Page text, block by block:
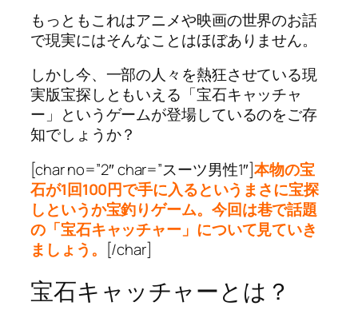
もっともこれはアニメや映画の世界のお話
で現実にはそんなことはほぼありません。
しかし今、一部の人々を熱狂させている現
実版宝探しともいえる「宝石キャッチャ
ー」というゲームが登場しているのをご存
知でしょうか？
[char no=”2″ char=”スーツ男性1″]本物の宝
石が1回100円で手に入るというまさに宝探
しというか宝釣りゲーム。 今回は巷で話題
の「宝石キャッチャー」について見ていき
ましょう。 [/char]
宝石キャッチャーとは？